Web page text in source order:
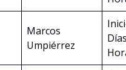
Marcos
Umpiérrez